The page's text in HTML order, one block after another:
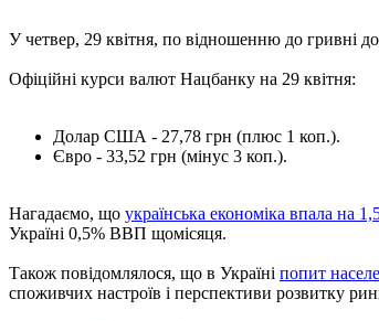
У четвер, 29 квітня, по відношенню до гривні
Офіційні курси валют Нацбанку на 29 квітня:
Долар США - 27,78 грн (плюс 1 коп.).
Євро - 33,52 грн (мінус 3 коп.).
Нагадаємо, що українська економіка впала на
Україні 0,5% ВВП щомісяця.
Також повідомлялося, що в Україні попит
споживчих настроїв і перспективи розвитку